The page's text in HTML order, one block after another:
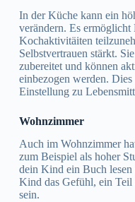
In der Küche kann ein
verändern. Es
Kochaktivitäiten
Selbstvertrauen stärkt.
zubereitet und können
einbezogen werden.
Einstellung zu
Wohnzimmer
Auch im Wohnzimmer
zum Beispiel als hoher
dein Kind ein Buch lesen
Kind das Gefühl, ein Teil
sein.